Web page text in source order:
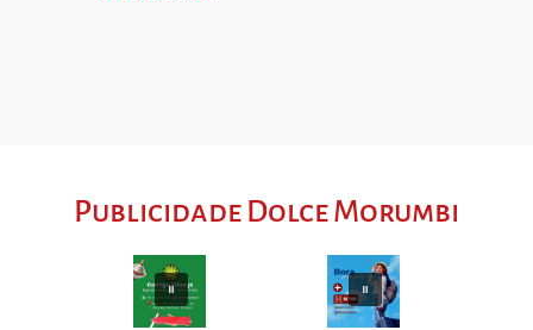
Publicidade Dolce Morumbi